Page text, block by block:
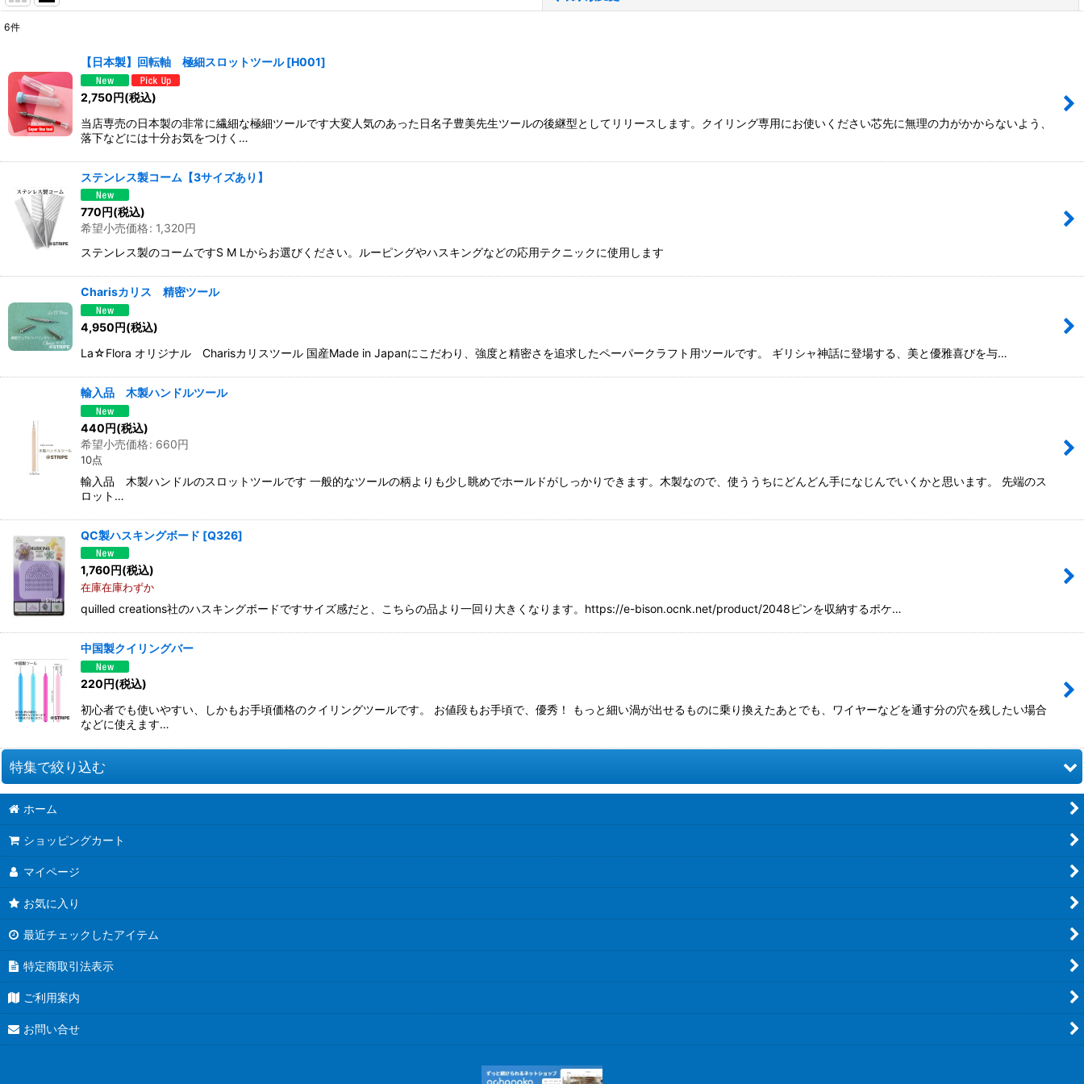
並び順:
絞り込む
6件
【日本製】回転軸 極細スロットツール [H001]
2,750円(税込)
当店専売の日本製の非常に繊細な極細ツールです大変人気のあった日名子豊美先生ツールの後継型としてリリースします。クイリング専用にお使いください芯先に無理の力がかからないよう、
落下などには十分お気をつけく…
ステンレス製コーム【3サイズあり】
770円(税込)
希望小売価格: 1,320円
ステンレス製のコームですS M Lからお選びください。ルーピングやハスキングなどの応用テクニックに使用します
Charisカリス 精密ツール
4,950円(税込)
La☆Flora オリジナル Charisカリスツール 国産Made in Japanにこだわり、強度と精密さを追求したペーパークラフト用ツールです。 ギリシャ神話に登場する、美と優雅喜びを与…
輸入品 木製ハンドルツール
440円(税込)
希望小売価格: 660円
10点
輸入品 木製ハンドルのスロットツールです 一般的なツールの柄よりも少し眺めでホールドがしっかりできます。木製なので、使ううちにどんどん手になじんでいくかと思います。 先端のス
ロット…
QC製ハスキングボード [Q326]
1,760円(税込)
在庫在庫わずか
quilled creations社のハスキングボードですサイズ感だと、こちらの品より一回り大きくなります。https://e-bison.ocnk.net/product/2048ピンを収納するポケ…
中国製クイリングバー
220円(税込)
初心者でも使いやすい、しかもお手頃価格のクイリングツールです。 お値段もお手頃で、優秀！ もっと細い渦が出せるものに乗り換えたあとでも、ワイヤーなどを通す分の穴を残したい場合
などに使えます…
特集で絞り込む
お道具類
クイリングキット
ペーパー類
●ウエディング●
★クリスマス特集★
ホーム
ショッピングカート
マイページ
お気に入り
最近チェックしたアイテム
特定商取引法表示
ご利用案内
お問い合せ